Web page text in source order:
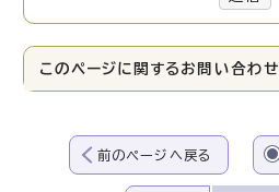
このページに関する お問い合わせ
前のページへ戻る